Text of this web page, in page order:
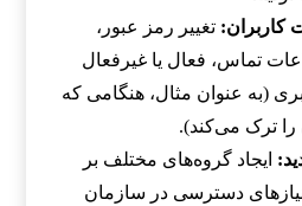
تغییر رمز عبور،
تماس، فعال یا غیرفعال
(به عنوان مثال، هنگامی که
ترک می‌کند).
ایجاد گروه‌های مختلف بر
دسترسی در سازمان